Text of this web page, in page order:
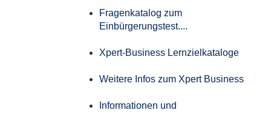
Fragenkatalog zum
Einbürgerungstest....
Xpert-Business Lernzielkataloge
Weitere Infos zum Xpert Business
Informationen und